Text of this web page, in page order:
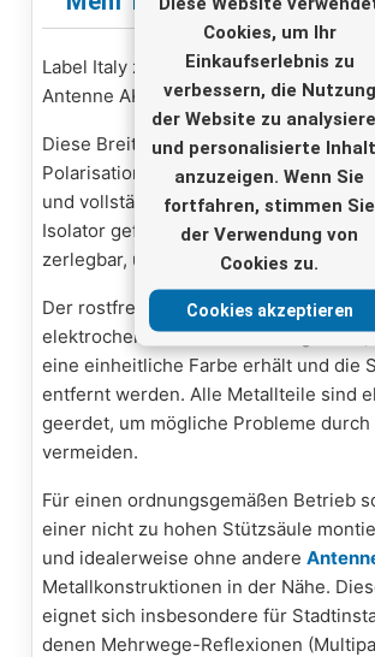
Cookies, um Ihr
Einkaufserlebnis zu
verbessern, die Nutzung
der Website zu
und personalisierte
anzuzeigen. Wenn Sie
fortfahren, stimmen Sie
der Verwendung von
Cookies zu.
Cookies akzeptieren
Label Italy zirkulär Polarisation
Antenne AKG/7
Diese Breitband-Rundfunkantennen
Polarisation für FM sind äußerst
und vollständig aus rostfreiem Stahl
Isolator gefertigt. Sie sind in mehrere
zerlegbar, um die Installation zu
Der rostfreie Stahl wird mit einem
elektrochemischen Verfahren
eine einheitliche Farbe erhält und die
entfernt werden. Alle Metallteile sind
geerdet, um mögliche Probleme durch
vermeiden.
Für einen ordnungsgemäßen Betrieb
einer nicht zu hohen Stützsäule
und idealerweise ohne andere
Metallkonstruktionen in der Nähe.
eignet sich insbesondere für
denen Mehrwege-Reflexionen